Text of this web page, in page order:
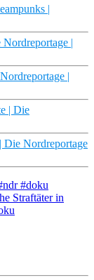
|
|
|
| Die
Die Nordreportage
#doku
Straftäter in